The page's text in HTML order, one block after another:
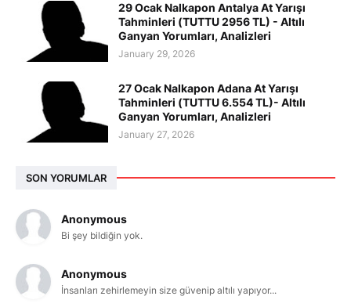
29 Ocak Nalkapon Antalya At Yarışı
Tahminleri (TUTTU 2956 TL) - Altılı
Ganyan Yorumları, Analizleri
January 29, 2026
27 Ocak Nalkapon Adana At Yarışı
Tahminleri (TUTTU 6.554 TL)- Altılı
Ganyan Yorumları, Analizleri
January 27, 2026
SON YORUMLAR
Anonymous
Bi şey bildiğin yok.
Anonymous
İnsanları zehirlemeyin size güvenip altılı yapıyor...